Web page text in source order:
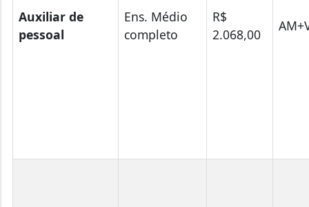
Auxiliar de
pessoal
Ens. Médio
completo
R$
2.068,00